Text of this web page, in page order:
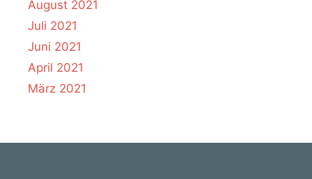
August 2021
Juli 2021
Juni 2021
April 2021
März 2021